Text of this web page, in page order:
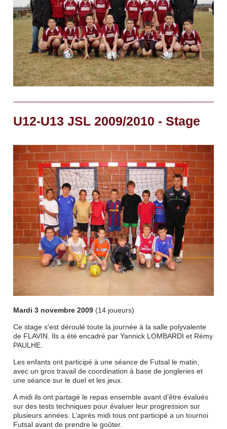
U12-U13 JSL 2009/2010 - Stage
Mardi 3 novembre 2009 (14 joueurs)
Ce stage s'est déroulé toute la journée à la salle polyvalente
de FLAVIN. Ils a été encadré par Yannick LOMBARDI et Rémy
PAULHE.
Les enfants ont participé à une séance de Futsal le matin,
avec un gros travail de coordination à base de jongleries et
une séance sur le duel et les jeux.
A midi ils ont partagé le repas ensemble avant d’être évalués
sur des tests techniques pour évaluer leur progression sur
plusieurs années. L’après midi tous ont participé a un tournoi
Futsal avant de prendre le goûter.